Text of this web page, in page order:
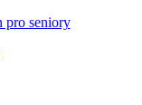
pro seniory